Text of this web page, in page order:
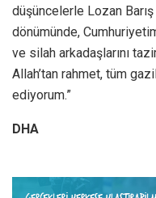
düşüncelerle Lozan Barış
dönümünde,
ve silah arkadaşlarını
Allah’tan rahmet, tüm
ediyorum.”
DHA